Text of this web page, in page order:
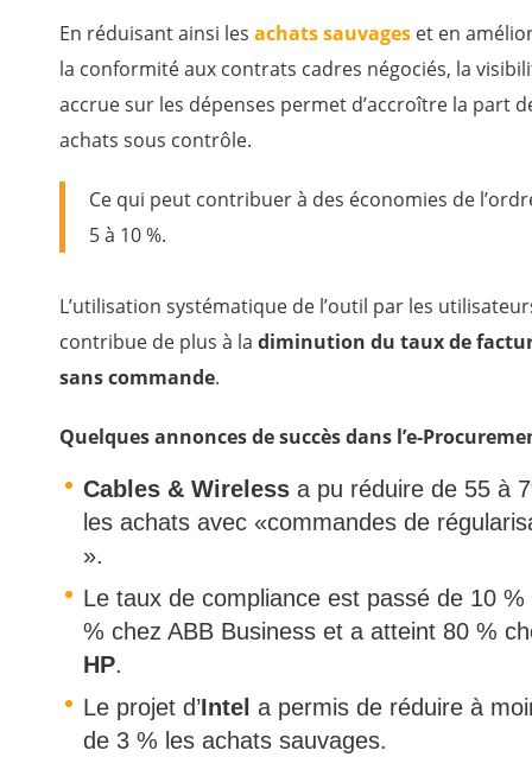
En réduisant ainsi les achats sauvages et en
la conformité aux contrats cadres négociés, la
accrue sur les dépenses permet d’accroître la part
achats sous contrôle.
Ce qui peut contribuer à des économies de
5 à 10 %.
L’utilisation systématique de l’outil par les
contribue de plus à la diminution du taux de
sans commande.
Quelques annonces de succès dans l’e-
Cables & Wireless a pu réduire de 55 à
les achats avec «commandes de
».
Le taux de compliance est passé de 10 %
% chez ABB Business et a atteint 80 %
HP.
Le projet d’Intel a permis de réduire à
de 3 % les achats sauvages.